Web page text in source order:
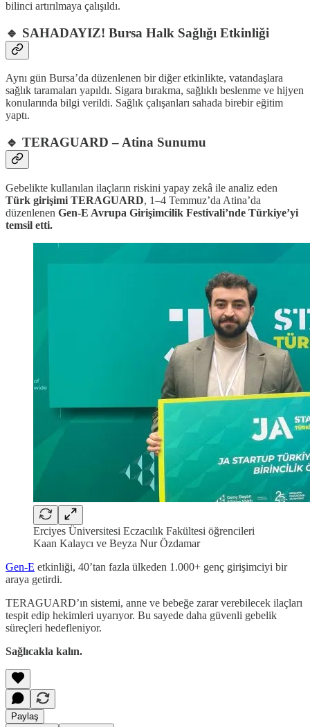
bilinci artırılmaya çalışıldı.
🔹 SAHADAYIZ! Bursa Halk Sağlığı Etkinliği
Aynı gün Bursa’da düzenlenen bir diğer etkinlikte, vatandaşlara
sağlık taramaları yapıldı. Sigara bırakma, sağlıklı beslenme ve hijyen
konularında bilgi verildi. Sağlık çalışanları sahada birebir eğitim
yaptı.
🔹 TERAGUARD – Atina Sunumu
Gebelikte kullanılan ilaçların riskini yapay zekâ ile analiz eden
Türk girişimi TERAGUARD, 1–4 Temmuz’da Atina’da
düzenlenen Gen‑E Avrupa Girişimcilik Festivali’nde Türkiye’yi
temsil etti.
Erciyes Üniversitesi Eczacılık Fakültesi öğrencileri
Kaan Kalaycı ve Beyza Nur Özdamar
Gen‑E etkinliği, 40’tan fazla ülkeden 1.000+ genç girişimciyi bir
araya getirdi.
TERAGUARD’ın sistemi, anne ve bebeğe zarar verebilecek ilaçları
tespit edip hekimleri uyarıyor. Bu sayede daha güvenli gebelik
süreçleri hedefleniyor.
Sağlıcakla kalın.
Paylaş